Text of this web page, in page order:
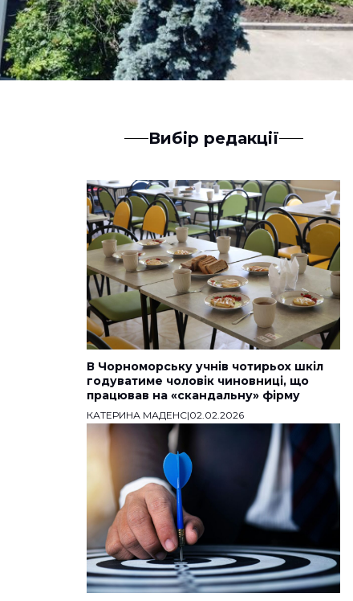
Вибір редакції
В Чорноморську учнів чотирьох шкіл
годуватиме чоловік чиновниці, що
працював на «скандальну» фірму
КАТЕРИНА МАДЕНС|02.02.2026